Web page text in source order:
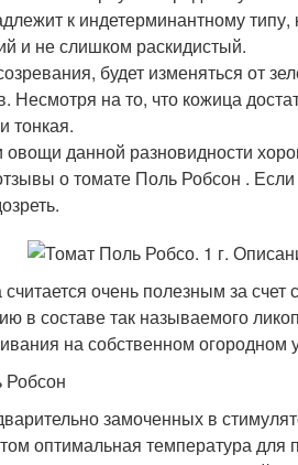
к индетерминантному типу,
и не слишком раскидистый.
будет изменяться от
на то, что кожица
тонкая.
овощи данной разновидности
о томате Поль Робсон .
очень полезным за
в составе так называемого
на собственном огородном
замоченных в
оптимальная температура